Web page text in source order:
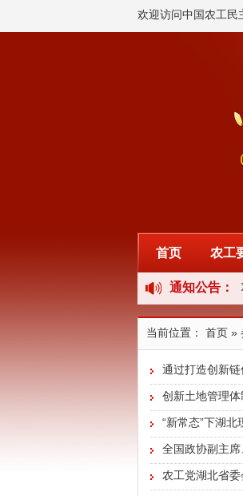
欢迎访问中国农工民
首页 农工
通知公告：
中国农工民主党湖北省委员会
当前位置： 首页 »
通过打造创新
创新土地管理
“新常态”下湖
全国政协副主
农工党湖北省